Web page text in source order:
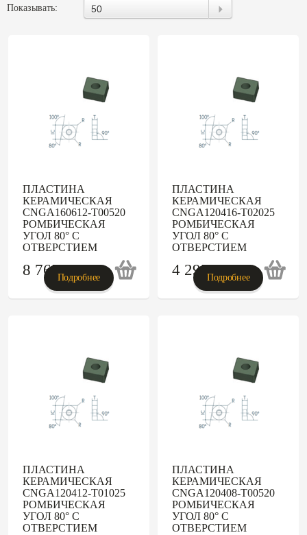
Показывать: 50
ПЛАСТИНА
КЕРАМИЧЕСКАЯ
CNGA160612-T00520
РОМБИЧЕСКАЯ
УГОЛ 80° С
ОТВЕРСТИЕМ
8 765p
Подробнее
ПЛАСТИНА
КЕРАМИЧЕСКАЯ
CNGA120416-T02025
РОМБИЧЕСКАЯ
УГОЛ 80° С
ОТВЕРСТИЕМ
4 295p
Подробнее
ПЛАСТИНА
КЕРАМИЧЕСКАЯ
CNGA120412-T01025
РОМБИЧЕСКАЯ
УГОЛ 80° С
ОТВЕРСТИЕМ
ПЛАСТИНА
КЕРАМИЧЕСКАЯ
CNGA120408-T00520
РОМБИЧЕСКАЯ
УГОЛ 80° С
ОТВЕРСТИЕМ